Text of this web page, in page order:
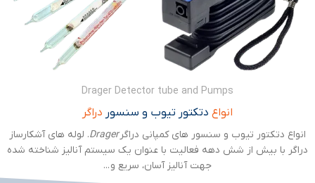
Drager Detector tube and Pumps
انواع دتکتور تیوب و سنسور دراگر
انواع دتکتور تیوب و سنسور های کمپانی دراگرDrager. لوله های آشکارساز
دراگر با بیش از شش دهه فعالیت با عنوان یک سیستم آنالیز شناخته شده
جهت آنالیز آسان، سریع و ...